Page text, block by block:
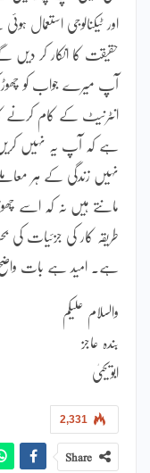
اور ٹیکنالوجی استعمال
حقیقت کا انکار کر
آپ میرے جواب کو
انٹرنیٹ کے کام کرنے کا
ہے کہ آپ یہ نہیں
نہیں زندگی کے ہر
مانتے ہیں نہ کہ اسے
طریقہ کار کی جزئیات
ہے۔ امید ہے بات واضح
والسلام علیکم
بندہ عاجز
ابویحییٰ
2,331
Share